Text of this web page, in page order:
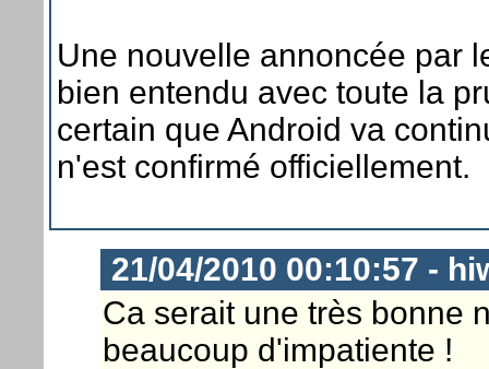
Une nouvelle annoncée par
bien entendu avec toute la
certain que Android va
n'est confirmé officiellement.
21/04/2010 00:10:57 -
Ca serait une très bonne
beaucoup d'impatiente !